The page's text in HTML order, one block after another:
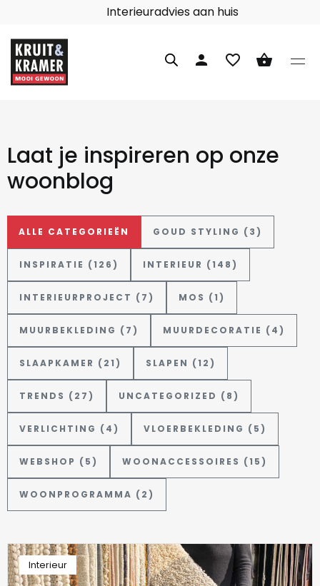
Interieuradvies aan huis
person favorite_border shopping_basket
Laat je inspireren op onze
woonblog
ALLE CATEGORIEËN GOUD STYLING (3)
INSPIRATIE (126) INTERIEUR (148)
INTERIEURPROJECT (7) MOS (1)
MUURBEKLEDING (7) MUURDECORATIE (4)
SLAAPKAMER (21) SLAPEN (12)
TRENDS (27) UNCATEGORIZED (8)
VERLICHTING (4) VLOERBEKLEDING (5)
WEBSHOP (5) WOONACCESSOIRES (15)
WOONPROGRAMMA (2)
Interieur